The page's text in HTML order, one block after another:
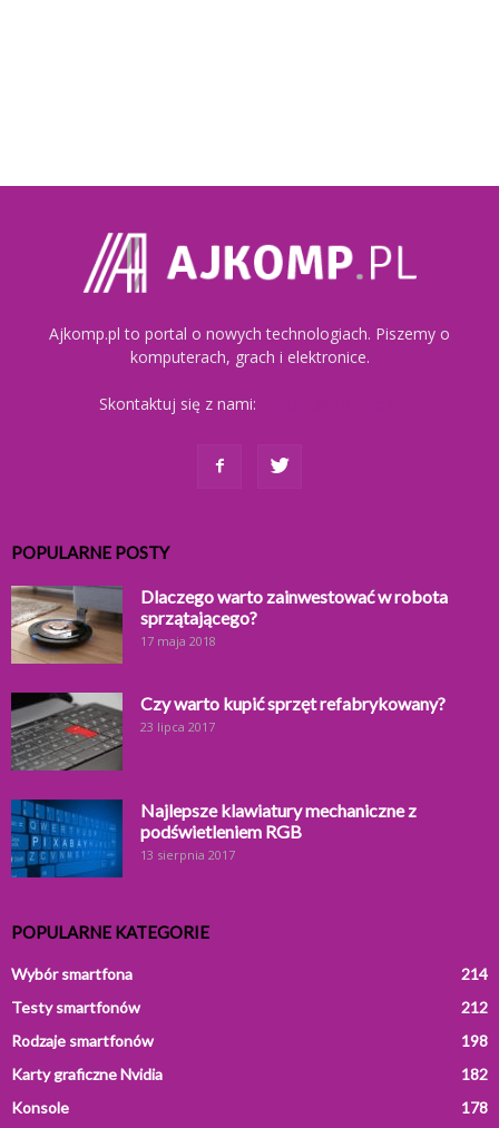
Ajkomp.pl to portal o nowych technologiach. Piszemy o
komputerach, grach i elektronice.
Skontaktuj się z nami:
POPULARNE POSTY
Dlaczego warto zainwestować w robota
sprzątającego?
17 maja 2018
Czy warto kupić sprzęt refabrykowany?
23 lipca 2017
Najlepsze klawiatury mechaniczne z
podświetleniem RGB
13 sierpnia 2017
POPULARNE KATEGORIE
Wybór smartfona
214
Testy smartfonów
212
Rodzaje smartfonów
198
Karty graficzne Nvidia
182
Konsole
178